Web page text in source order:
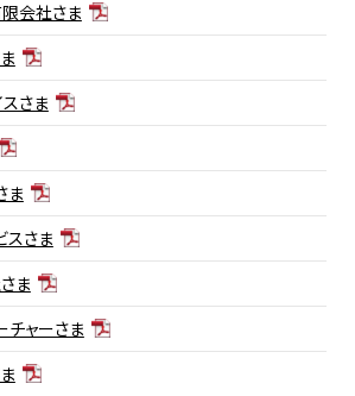
限会社さま
さま
ま
さま
ま
チャーさま